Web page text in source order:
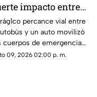
impacto entre
y vehículo deja
fatal y nueve
percance vial entre
y un auto movilizó
cuerpos de emergencia
09, 2026 02:00 p. m.